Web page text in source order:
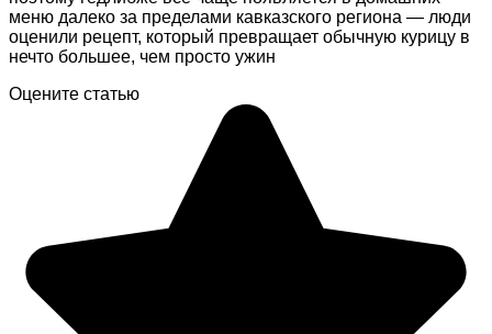
меню далеко за пределами кавказского региона — люди
оценили рецепт, который превращает обычную курицу в
нечто большее, чем просто ужин
Оцените статью